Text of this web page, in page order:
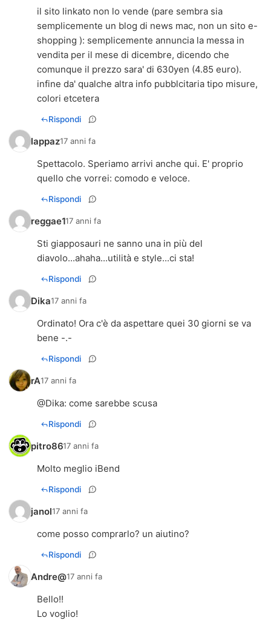
il sito linkato non lo vende (pare sembra sia
semplicemente un blog di news mac, non un sito e-
shopping ): semplicemente annuncia la messa in
vendita per il mese di dicembre, dicendo che
comunque il prezzo sara' di 630yen (4.85 euro).
infine da' qualche altra info pubblcitaria tipo misure,
colori etcetera
Rispondi
lappaz17 anni fa
Spettacolo. Speriamo arrivi anche qui. E' proprio
quello che vorrei: comodo e veloce.
Rispondi
reggae117 anni fa
Sti giapposauri ne sanno una in più del
diavolo...ahaha...utilità e style...ci sta!
Rispondi
Dika17 anni fa
Ordinato! Ora c'è da aspettare quei 30 giorni se va
bene -.-
Rispondi
rA17 anni fa
@Dika: come sarebbe scusa
Rispondi
pitro8617 anni fa
Molto meglio iBend
Rispondi
janol17 anni fa
come posso comprarlo? un aiutino?
Rispondi
Andre@17 anni fa
Bello!!
Lo voglio!